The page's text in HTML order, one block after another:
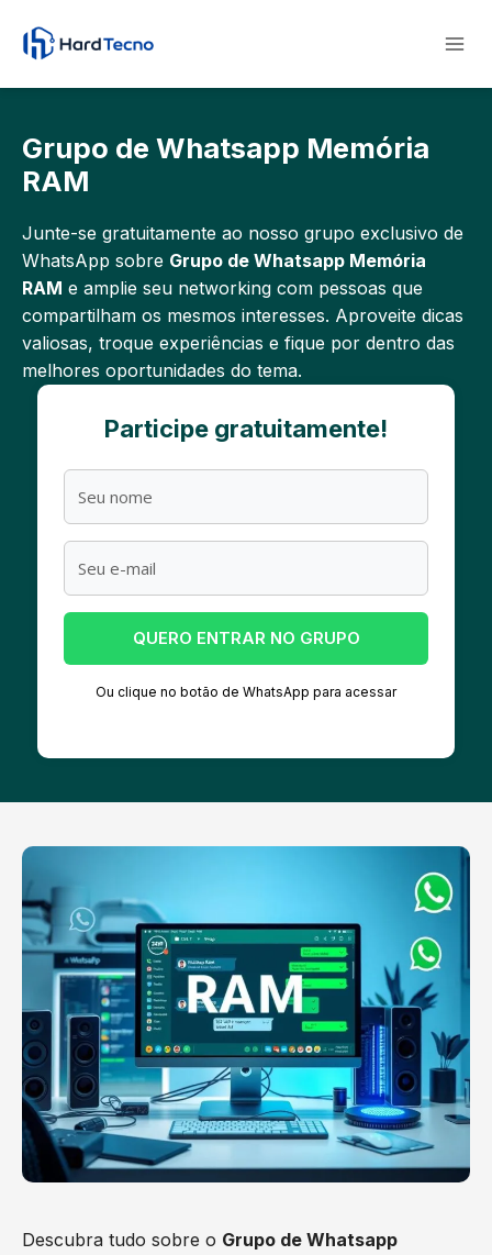
para
Conteúdo
Grupo de Whatsapp Memória
RAM
Junte-se gratuitamente ao nosso grupo exclusivo de
WhatsApp sobre Grupo de Whatsapp Memória
RAM e amplie seu networking com pessoas que
compartilham os mesmos interesses. Aproveite dicas
valiosas, troque experiências e fique por dentro das
melhores oportunidades do tema.
Participe gratuitamente!
QUERO ENTRAR NO GRUPO
Ou clique no botão de WhatsApp para acessar
Descubra tudo sobre o Grupo de Whatsapp